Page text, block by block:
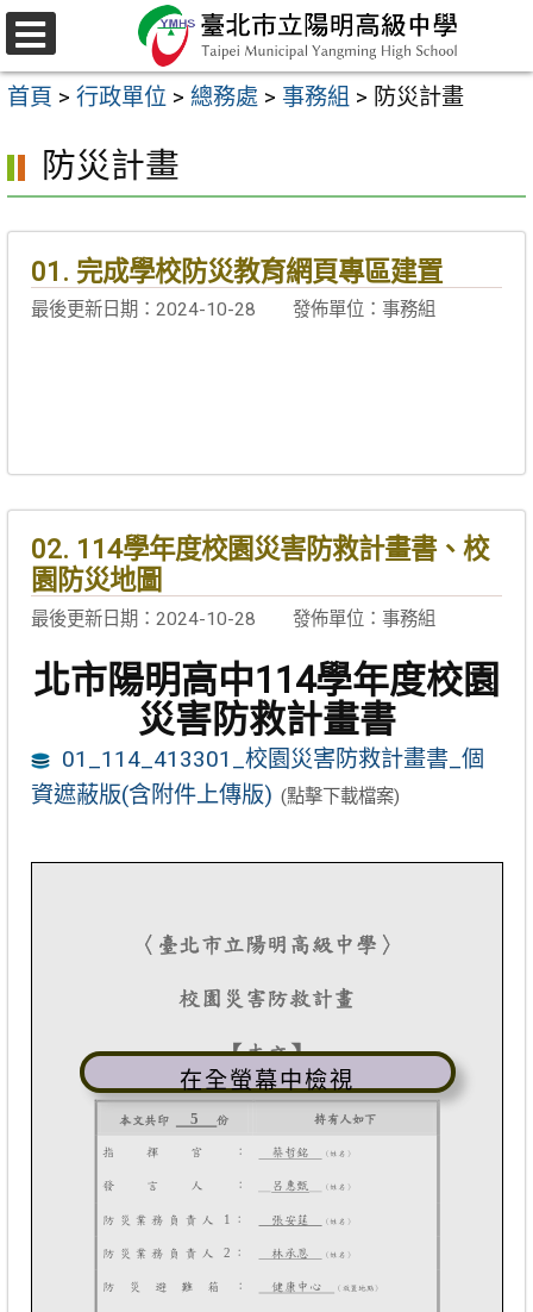
跳
至
主
內
容
區
選
單
首頁 > 行政單位 > 總務處 > 事務組 > 防災計畫
防災計畫
01. 完成學校防災教育網頁專區建置
最後更新日期：2024-10-28 發佈單位：事務組
02. 114學年度校園災害防救計畫書、校
園防災地圖
最後更新日期：2024-10-28 發佈單位：事務組
北市陽明高中114學年度校園
災害防救計畫書
01_114_413301_校園災害防救計畫書_個
資遮蔽版(含附件上傳版) (點擊下載檔案)
在全螢幕中檢視